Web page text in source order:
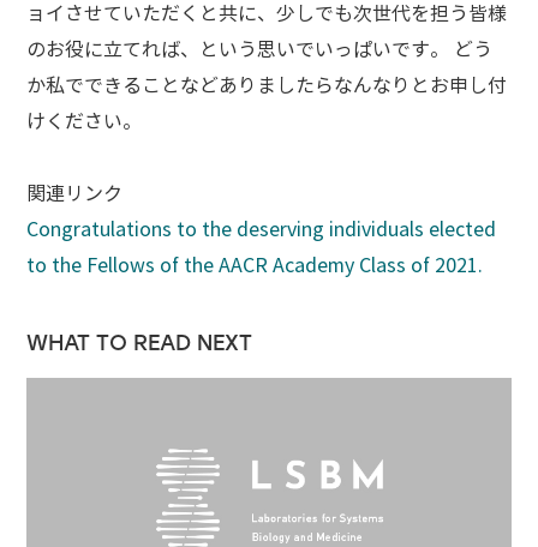
ョイさせていただくと共に、少しでも次世代を担う皆様
のお役に立てれば、という思いでいっぱいです。 どう
か私でできることなどありましたらなんなりとお申し付
けください。
関連リンク
Congratulations to the deserving individuals elected
to the Fellows of the AACR Academy Class of 2021.
WHAT TO READ NEXT